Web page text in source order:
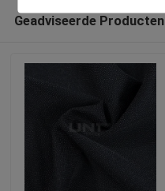
Geadviseerde Producten